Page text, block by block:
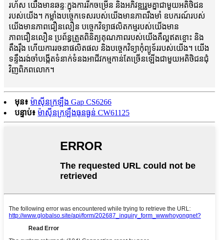
រហ័ស យើងមានឆន្ទៈក្នុងការរីកចម្រើន និងអភិវឌ្ឍរួមគ្នាជាមួយអតិថិជន
របស់យើង។ កម្លាំងបច្ចេកទេសរបស់យើងមានភាពរឹងមាំ ឧបករណ៍របស់
យើងមានភាពជឿនលឿន បច្ចេកវិទ្យាផលិតកម្មរបស់យើងមាន
ភាពជឿនលឿន ប្រព័ន្ធត្រួតពិនិត្យគុណភាពរបស់យើងគឺល្អឥតខ្ចោះ និង
តឹងរ៉ឹង ហើយការរចនាផលិតផល និងបច្ចេកវិទ្យាកុំព្យូទ័ររបស់យើង។ យើង
ទន្ទឹងរង់ចាំបង្កើតទំនាក់ទំនងអាជីវកម្មកាន់តែច្រើនឡើងជាមួយអតិថិជនជុំ
វិញពិភពលោក។
មុន៖ ម៉ាស៊ីនក្រឡឹង Gap CS6266
បន្ទាប់៖ ម៉ាស៊ីនក្រឡឹងធុនធ្ងន់ CW61125